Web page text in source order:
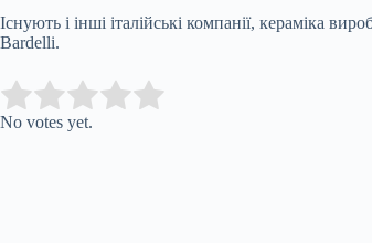
Існують і інші італійські компанії, кераміка
Bardelli.
Rate this item:
No votes yet.